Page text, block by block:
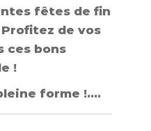
fêtes de fin
Profitez de vos
ces bons
!
forme !….